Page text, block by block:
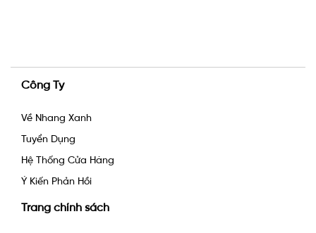
Công Ty
Về Nhang Xanh
Tuyển Dụng
Hệ Thống Cửa Hàng
Ý Kiến Phản Hồi
Trang chính sách